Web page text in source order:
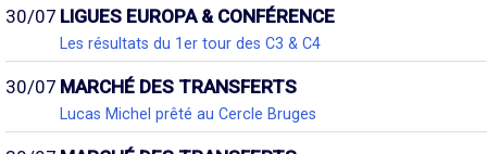
30/07 LIGUES EUROPA & CONFÉRENCE
Les résultats du 1er tour des C3 & C4
30/07 MARCHÉ DES TRANSFERTS
Lucas Michel prêté au Cercle Bruges